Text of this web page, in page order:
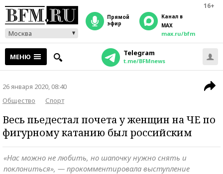
16+
Москва
прямой
эфир
Канал в
MAX
max.ru/bfm
МЕНЮ Telegram
t.me/BFMnews
26 января 2020, 08:40
Общество
Спорт
Весь пьедестал почета у женщин на ЧЕ по
фигурному катанию был российским
«Нас можно не любить, но шапочку нужно снять и
поклониться», — прокомментировала выступление